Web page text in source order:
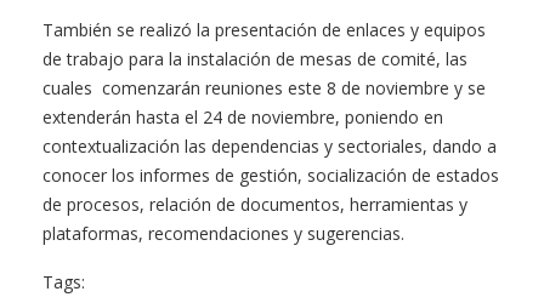
También se realizó la presentación de enlaces y equipos
de trabajo para la instalación de mesas de comité, las
cuales comenzarán reuniones este 8 de noviembre y se
extenderán hasta el 24 de noviembre, poniendo en
contextualización las dependencias y sectoriales, dando a
conocer los informes de gestión, socialización de estados
de procesos, relación de documentos, herramientas y
plataformas, recomendaciones y sugerencias.
Tags: